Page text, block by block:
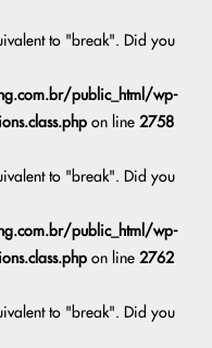
to "break". Did you
public_html/wp-
on line 2758
to "break". Did you
public_html/wp-
on line 2762
to "break". Did you